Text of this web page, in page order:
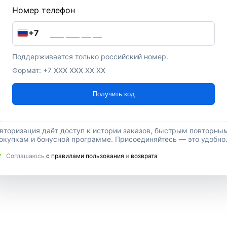
Номер телефон
+7
Поддерживается только российский номер.
Формат: +7 XXX XXX XX XX
Получить код
даёт доступ к истории заказов, быстрым
и бонусной программе. Присоединяйтесь — это удобно.
Соглашаюсь с правилами пользования и возврата